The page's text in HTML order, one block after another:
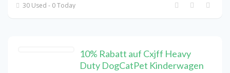
30 Used - 0 Today
10% Rabatt auf Cxjff Heavy
Duty DogCatPet Kinderwagen